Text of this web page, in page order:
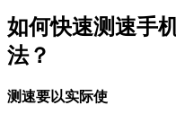
如何快速测速手
法？
测速要以实际使